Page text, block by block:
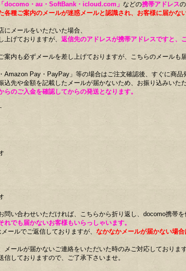
「docomo・au・SoftBank・icloud.com」 などの携帯アドレス
各種ご案内のメールが迷惑メールと認識され、お客様に届かな
メールをいただいた場合、
げておりますが、 返信先のアドレスが携帯アドレスですと、
案内も必ずメールを差し上げておりますが、こちらのメールも
Amazon Pay・PayPay」等の場合はご注文確認後、すぐに商
込先や金額を記載したメールが届かないため、お振り込みいた
らのご入金を確認してからの発送となります。
問い合わせいただければ、こちらから折り返し、docomo携帯
でも届かないお客様もいらっしゃいます。
ールでご返信しておりますが、 なかなかメールが届かない場
メールが届かないご連絡をいただいた時のみご対応しております
しておりますので、ご了承下さいませ。